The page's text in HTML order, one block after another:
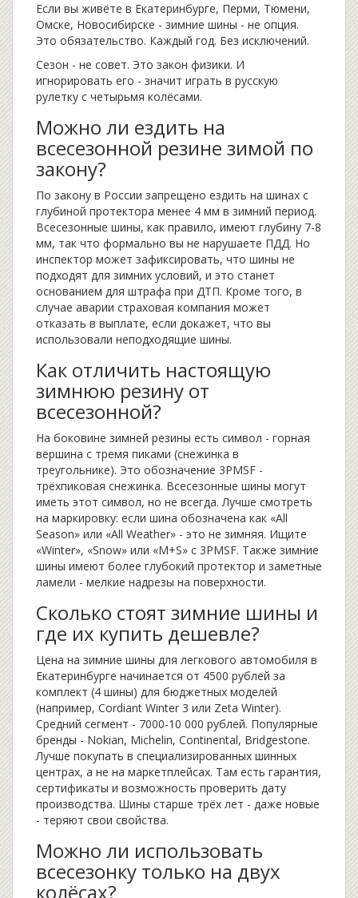
Если вы живёте в Екатеринбурге, Перми, Тюмени,
Омске, Новосибирске - зимние шины - не опция.
Это обязательство. Каждый год. Без исключений.
Сезон - не совет. Это закон физики. И
игнорировать его - значит играть в русскую
рулетку с четырьмя колёсами.
Можно ли ездить на
всесезонной резине зимой по
закону?
По закону в России запрещено ездить на шинах с
глубиной протектора менее 4 мм в зимний период.
Всесезонные шины, как правило, имеют глубину 7-8
мм, так что формально вы не нарушаете ПДД. Но
инспектор может зафиксировать, что шины не
подходят для зимних условий, и это станет
основанием для штрафа при ДТП. Кроме того, в
случае аварии страховая компания может
отказать в выплате, если докажет, что вы
использовали неподходящие шины.
Как отличить настоящую
зимнюю резину от
всесезонной?
На боковине зимней резины есть символ - горная
вершина с тремя пиками (снежинка в
треугольнике). Это обозначение 3PMSF -
трёхпиковая снежинка. Всесезонные шины могут
иметь этот символ, но не всегда. Лучше смотреть
на маркировку: если шина обозначена как «All
Season» или «All Weather» - это не зимняя. Ищите
«Winter», «Snow» или «M+S» с 3PMSF. Также зимние
шины имеют более глубокий протектор и заметные
ламели - мелкие надрезы на поверхности.
Сколько стоят зимние шины и
где их купить дешевле?
Цена на зимние шины для легкового автомобиля в
Екатеринбурге начинается от 4500 рублей за
комплект (4 шины) для бюджетных моделей
(например, Cordiant Winter 3 или Zeta Winter).
Средний сегмент - 7000-10 000 рублей. Популярные
бренды - Nokian, Michelin, Continental, Bridgestone.
Лучше покупать в специализированных шинных
центрах, а не на маркетплейсах. Там есть гарантия,
сертификаты и возможность проверить дату
производства. Шины старше трёх лет - даже новые
- теряют свои свойства.
Можно ли использовать
всесезонку только на двух
колёсах?